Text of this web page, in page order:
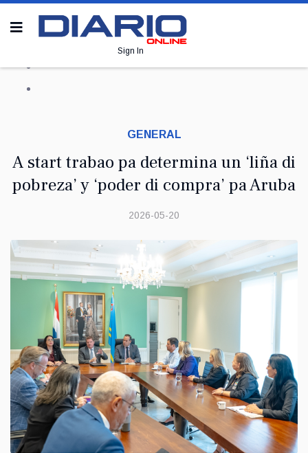
Sign In
GENERAL
A start trabao pa determina un ‘liña di
pobreza’ y ‘poder di compra’ pa Aruba
2026-05-20